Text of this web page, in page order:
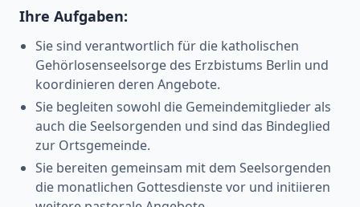
Ihre Aufgaben:
Sie sind verantwortlich für die katholischen
Gehörlosenseelsorge des Erzbistums Berlin und
koordinieren deren Angebote.
Sie begleiten sowohl die Gemeindemitglieder als
auch die Seelsorgenden und sind das Bindeglied
zur Ortsgemeinde.
Sie bereiten gemeinsam mit dem Seelsorgenden
die monatlichen Gottesdienste vor und initiieren